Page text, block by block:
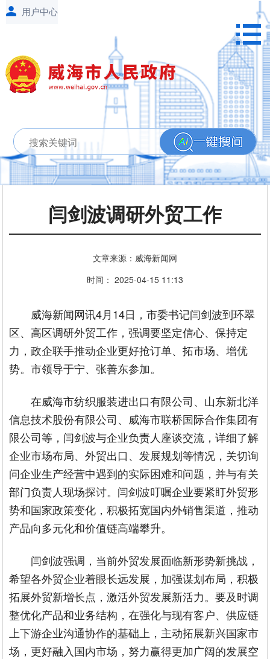
闫剑波调研外贸工作
文章来源：威海新闻网
时间： 2025-04-15 11:13
威海新闻网讯4月14日，市委书记闫剑波到环翠
区、高区调研外贸工作，强调要坚定信心、保持定
力，政企联手推动企业更好抢订单、拓市场、增优
势。市领导于宁、张善东参加。
在威海市纺织服装进出口有限公司、山东新北洋
信息技术股份有限公司、威海市联桥国际合作集团有
限公司等，闫剑波与企业负责人座谈交流，详细了解
企业市场布局、外贸出口、发展规划等情况，关切询
问企业生产经营中遇到的实际困难和问题，并与有关
部门负责人现场探讨。闫剑波叮嘱企业要紧盯外贸形
势和国家政策变化，积极拓宽国内外销售渠道，推动
产品向多元化和价值链高端攀升。
闫剑波强调，当前外贸发展面临新形势新挑战，
希望各外贸企业着眼长远发展，加强谋划布局，积极
拓展外贸新增长点，激活外贸发展新活力。要及时调
整优化产品和业务结构，在强化与现有客户、供应链
上下游企业沟通协作的基础上，主动拓展新兴国家市
场，更好融入国内市场，努力赢得更加广阔的发展空